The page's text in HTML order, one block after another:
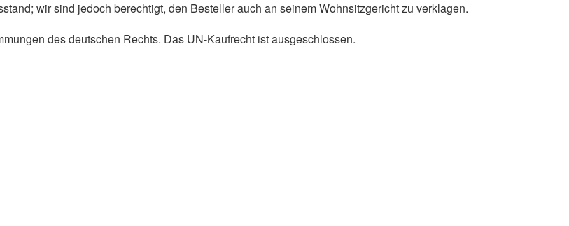
wir sind jedoch berechtigt, den Besteller auch an seinem Wohnsitzgericht zu verklagen.
des deutschen Rechts. Das UN-Kaufrecht ist ausgeschlossen.